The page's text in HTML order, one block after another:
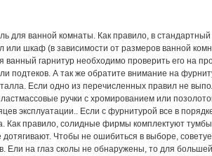
для ванной комнаты. Как правило, в
или шкаф (в зависимости от размеров ванной
гарнитур необходимо проверить его на
подтеков. А так же обратите внимание на
Если одно из перечисленных правил не
ручки с хромированием или
эксплуатации.. Если с фурнитурой все в
правило, солидные фирмы комплектуют
дотягивают. Чтобы не ошибиться в выборе,
Ели на глаз сколы не обнаружены, то для